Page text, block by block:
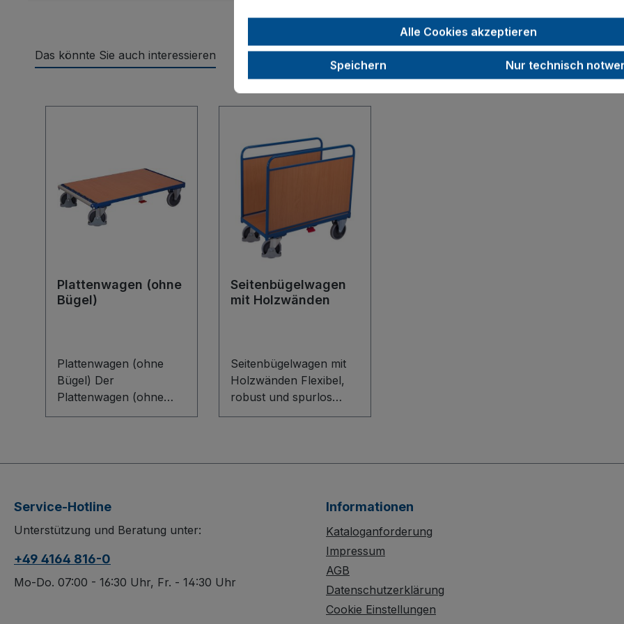
Das könnte Sie auch interessieren
Plattenwagen (ohne
Bügel)
Plattenwagen (ohne
Bügel) Der
Plattenwagen (ohne
Bügel) überzeugt durch
aus Stahl und eine
Anlaufrolle aus
Kunststoff. Die
oberflächengeschützter
Holzwerkstoffplatte ist
Seitenbügelwagen
mit Holzwänden
Seitenbügelwagen mit
Holzwänden Flexibel,
robust und spurlos
unterwegs Der
durch sein intelligentes
Bodenkonstruktion mit
innovativem L-Profil.
oberflächengeschützter
Holzwerkstoffplatte
Service-Hotline
Unterstützung und Beratung unter:
+49 4164 816-0
Mo-Do. 07:00 - 16:30 Uhr, Fr. - 14:30 Uhr
Informationen
Kataloganforderung
Impressum
AGB
Datenschutzerklärung
Cookie Einstellungen
Alle Cookies akzeptieren
Speichern Nur technisch